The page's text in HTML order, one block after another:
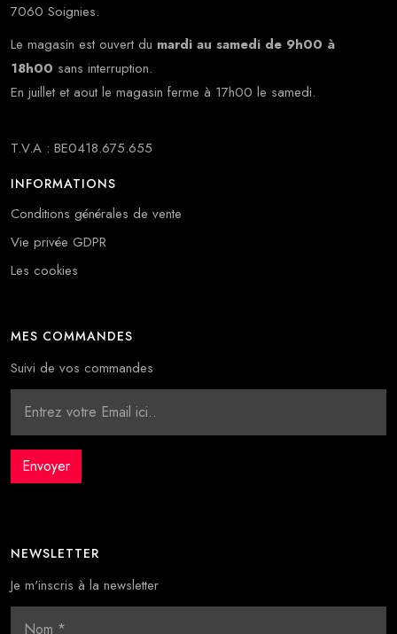
7060 Soignies.
Le magasin est ouvert du mardi au samedi de 9h00 à
18h00 sans interruption.
En juillet et aout le magasin ferme à 17h00 le samedi.
T.V.A : BE0418.675.655
INFORMATIONS
Conditions générales de vente
Vie privée GDPR
Les cookies
MES COMMANDES
Suivi de vos commandes
NEWSLETTER
Je m'inscris à la newsletter